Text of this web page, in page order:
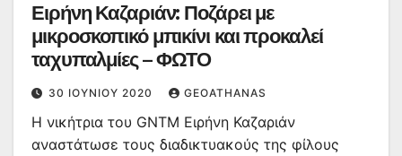
Ειρήνη Καζαριάν: Ποζάρει με
μικροσκοπικό μπικίνι και προκαλεί
ταχυπαλμίες – ΦΩΤΟ
30 ΙΟΥΝΊΟΥ 2020 GEOATHANAS
Η νικήτρια του GNTM Ειρήνη Καζαριάν
αναστάτωσε τους διαδικτυακούς της φίλους